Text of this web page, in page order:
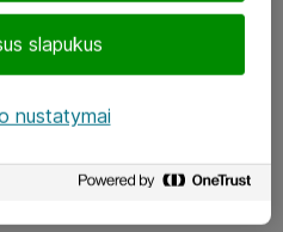
slapukus
nustatymai